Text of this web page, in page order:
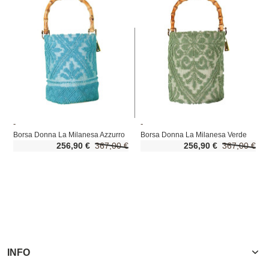
-
Borsa Donna La Milanesa Azzurro
367,00 €
256,90 €
-
Borsa Donna La Milanesa Verde
367,00 €
256,90 €
INFO